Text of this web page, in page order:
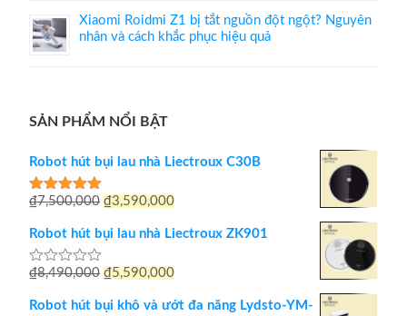
Xiaomi Roidmi Z1 bị tắt nguồn đột ngột? Nguyên
nhân và cách khắc phục hiệu quả
SẢN PHẨM NỔI BẬT
Robot hút bụi lau nhà Liectroux C30B
Được xếp
5 sao
₫7,500,000 Giá
gốc
₫7,500,000.
₫3,590,000Giá
hiện
là:
₫3,590,000.
Robot hút bụi lau nhà Liectroux ZK901
Được
hạng
₫8,490,000 Giá
gốc
₫5,590,000Giá
hiện
Robot hút bụi khô và ướt đa năng Lydsto-YM-